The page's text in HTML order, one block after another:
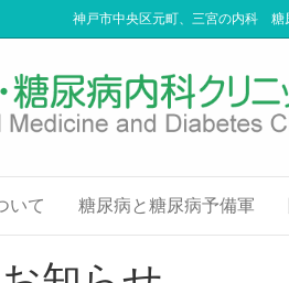
神戸市中央区元町、三宮の内科
いて 糖尿病と糖尿病予備軍